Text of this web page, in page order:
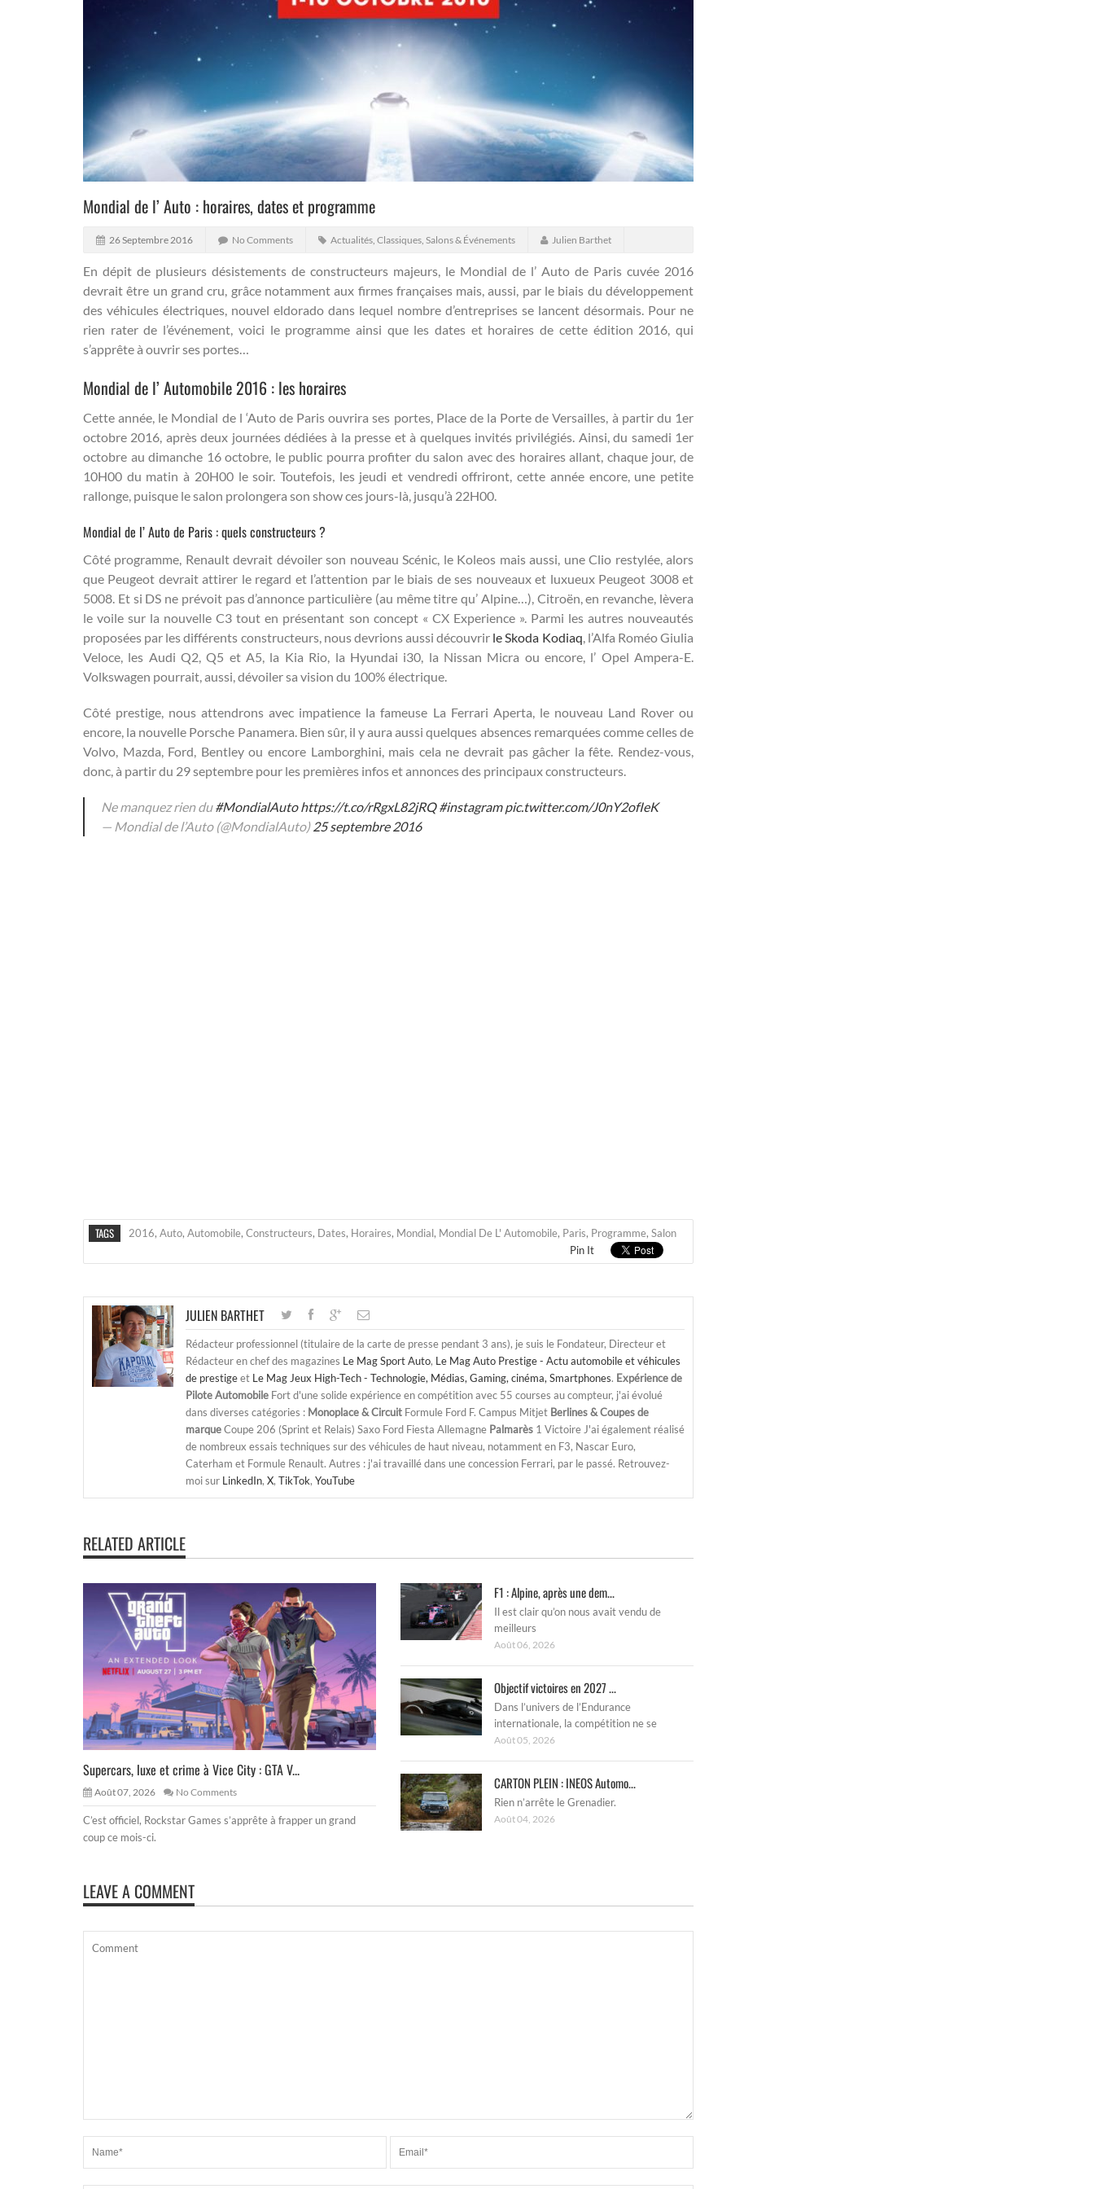
Mondial de l’ Auto : horaires, dates et programme
26 Septembre 2016 No Comments Actualités, Classiques, Salons & Événements Julien Barthet
En dépit de plusieurs désistements de constructeurs majeurs, le Mondial de l’ Auto de Paris cuvée 2016
devrait être un grand cru, grâce notamment aux firmes françaises mais, aussi, par le biais du développement
des véhicules électriques, nouvel eldorado dans lequel nombre d’entreprises se lancent désormais. Pour ne
rien rater de l’événement, voici le programme ainsi que les dates et horaires de cette édition 2016, qui
s’apprête à ouvrir ses portes…
Mondial de l’ Automobile 2016 : les horaires
Cette année, le Mondial de l ‘Auto de Paris ouvrira ses portes, Place de la Porte de Versailles, à partir du 1er
octobre 2016, après deux journées dédiées à la presse et à quelques invités privilégiés. Ainsi, du samedi 1er
octobre au dimanche 16 octobre, le public pourra profiter du salon avec des horaires allant, chaque jour, de
10H00 du matin à 20H00 le soir. Toutefois, les jeudi et vendredi offriront, cette année encore, une petite
rallonge, puisque le salon prolongera son show ces jours-là, jusqu’à 22H00.
Mondial de l’ Auto de Paris : quels constructeurs ?
Côté programme, Renault devrait dévoiler son nouveau Scénic, le Koleos mais aussi, une Clio restylée, alors
que Peugeot devrait attirer le regard et l’attention par le biais de ses nouveaux et luxueux Peugeot 3008 et
5008. Et si DS ne prévoit pas d’annonce particulière (au même titre qu’ Alpine…), Citroën, en revanche, lèvera
le voile sur la nouvelle C3 tout en présentant son concept « CX Experience ». Parmi les autres nouveautés
proposées par les différents constructeurs, nous devrions aussi découvrir le Skoda Kodiaq, l’Alfa Roméo Giulia
Veloce, les Audi Q2, Q5 et A5, la Kia Rio, la Hyundai i30, la Nissan Micra ou encore, l’ Opel Ampera-E.
Volkswagen pourrait, aussi, dévoiler sa vision du 100% électrique.
Côté prestige, nous attendrons avec impatience la fameuse La Ferrari Aperta, le nouveau Land Rover ou
encore, la nouvelle Porsche Panamera. Bien sûr, il y aura aussi quelques absences remarquées comme celles de
Volvo, Mazda, Ford, Bentley ou encore Lamborghini, mais cela ne devrait pas gâcher la fête. Rendez-vous,
donc, à partir du 29 septembre pour les premières infos et annonces des principaux constructeurs.
Ne manquez rien du#MondialAuto https://t.co/rRgxL82jRQ #instagram pic.twitter.com/J0nY2ofIeK
— Mondial de l’Auto (@MondialAuto)25 septembre 2016
TAGS 2016, Auto, Automobile, Constructeurs, Dates, Horaires, Mondial, Mondial De L' Automobile, Paris, Programme, Salon
Pin It
JULIEN BARTHET
Rédacteur professionnel (titulaire de la carte de presse pendant 3 ans), je suis le Fondateur, Directeur et
Rédacteur en chef des magazines Le Mag Sport Auto, Le Mag Auto Prestige - Actu automobile et véhicules
de prestigeet Le Mag Jeux High-Tech - Technologie, Médias, Gaming, cinéma, Smartphones. Expérience de
Pilote Automobile Fort d'une solide expérience en compétition avec 55 courses au compteur, j'ai évolué
dans diverses catégories : Monoplace & Circuit Formule Ford F. Campus Mitjet Berlines & Coupes de
marqueCoupe 206 (Sprint et Relais) Saxo Ford Fiesta Allemagne Palmarès 1 Victoire J'ai également réalisé
de nombreux essais techniques sur des véhicules de haut niveau, notamment en F3, Nascar Euro,
Caterham et Formule Renault. Autres : j'ai travaillé dans une concession Ferrari, par le passé. Retrouvez-
moi sur LinkedIn, X, TikTok, YouTube
RELATED ARTICLE
Supercars, luxe et crime à Vice City : GTA V...
Août 07, 2026 No Comments
C’est officiel, Rockstar Games s’apprête à frapper un grand
coup ce mois-ci.
F1 : Alpine, après une dem...
Il est clair qu’on nous avait vendu de
meilleurs
Août 06, 2026
Objectif victoires en 2027 ...
Dans l’univers de l’Endurance
internationale, la compétition ne se
Août 05, 2026
CARTON PLEIN : INEOS Automo...
Rien n’arrête le Grenadier.
Août 04, 2026
LEAVE A COMMENT